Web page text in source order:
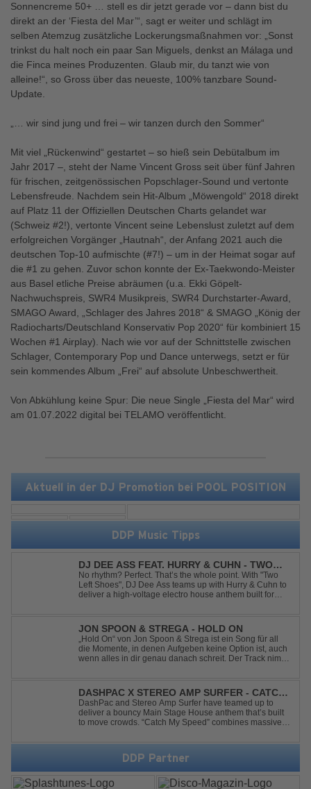
Aktuell in der DJ Promotion bei POOL POSITION
DDP Music Tipps
DJ DEE ASS FEAT. HURRY & CUHN - TWO
LEFT SHOES
No rhythm? Perfect. That’s the whole point. With "Two
Left Shoes", DJ Dee Ass teams up with Hurry & Cuhn to
deliver a high-voltage electro house anthem built for
clumsiness into confid...
JON SPOON & STREGA - HOLD ON
„Hold On“ von Jon Spoon & Strega ist ein Song für all
die Momente, in denen Aufgeben keine Option ist, auch
wenn alles in dir genau danach schreit. Der Track nimmt
dich daran erinnert, noch einmal f...
DASHPAC X STEREO AMP SURFER - CATCH
MY SPEED
DashPac and Stereo Amp Surfer have teamed up to
deliver a bouncy Main Stage House anthem that’s built
to move crowds. “Catch My Speed” combines massive
into one festival-ready package. Packed with peak-time
vibes and unstoppable momentum, th...
DDP Partner
Sonnencreme 50+ … stell es dir jetzt gerade vor – dann bist du
direkt an der ‘Fiesta del Mar’“, sagt er weiter und schlägt im
selben Atemzug zusätzliche Lockerungsmaßnahmen vor: „Sonst
trinkst du halt noch ein paar San Miguels, denkst an Málaga und
die Finca meines Produzenten. Glaub mir, du tanzt wie von
alleine!“, so Gross über das neueste, 100% tanzbare Sound-
Update.
„… wir sind jung und frei – wir tanzen durch den Sommer“
Mit viel „Rückenwind“ gestartet – so hieß sein Debütalbum im
Jahr 2017 –, steht der Name Vincent Gross seit über fünf Jahren
für frischen, zeitgenössischen Popschlager-Sound und vertonte
Lebensfreude. Nachdem sein Hit-Album „Möwengold“ 2018 direkt
auf Platz 11 der Offiziellen Deutschen Charts gelandet war
(Schweiz #2!), vertonte Vincent seine Lebenslust zuletzt auf dem
erfolgreichen Vorgänger „Hautnah“, der Anfang 2021 auch die
deutschen Top-10 aufmischte (#7!) – um in der Heimat sogar auf
die #1 zu gehen. Zuvor schon konnte der Ex-Taekwondo-Meister
aus Basel etliche Preise abräumen (u.a. Ekki Göpelt-
Nachwuchspreis, SWR4 Musikpreis, SWR4 Durchstarter-Award,
SMAGO Award, „Schlager des Jahres 2018“ & SMAGO „König der
Radiocharts/Deutschland Konservativ Pop 2020“ für kombiniert 15
Wochen #1 Airplay). Nach wie vor auf der Schnittstelle zwischen
Schlager, Contemporary Pop und Dance unterwegs, setzt er für
sein kommendes Album „Frei“ auf absolute Unbeschwertheit.
Von Abkühlung keine Spur: Die neue Single „Fiesta del Mar“ wird
am 01.07.2022 digital bei TELAMO veröffentlicht.